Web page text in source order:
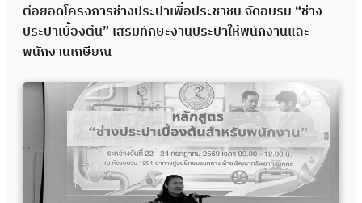
ต่อยอดโครงการช่างประปาเพื่อประชาชน จัดอบรม “ช่าง
ประปาเบื้องต้น” เสริมทักษะงานประปาให้พนักงานและ
พนักงานเกษียณ